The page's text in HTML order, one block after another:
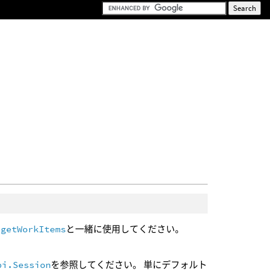
と一緒に使用してください。
を参照してください。 単にデフォルト